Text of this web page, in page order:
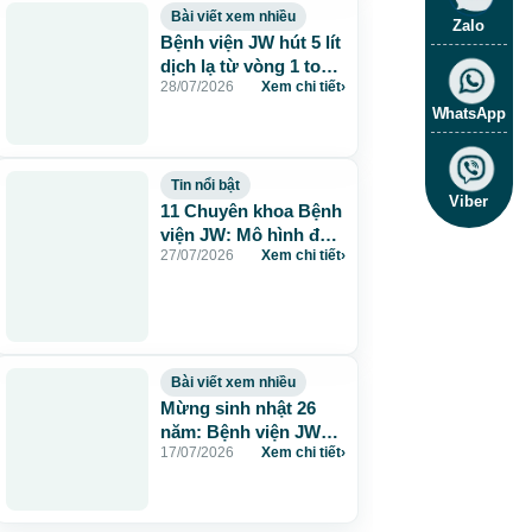
Bài viết xem nhiều
Bệnh viện JW hút 5 lít
dịch lạ từ vòng 1 to
115cm do tiêm mỡ
28/07/2026 Xem chi tiết›
Tin nổi bật
11 Chuyên khoa Bệnh
viện JW: Mô hình đa
khoa chuẩn Hàn chăm
27/07/2026 Xem chi tiết›
Bài viết xem nhiều
Mừng sinh nhật 26
năm: Bệnh viện JW
tặng 260 suất thẩm
17/07/2026 Xem chi tiết›
Zalo
WhatsApp
Viber